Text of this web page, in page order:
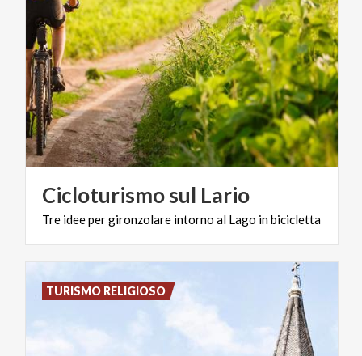
Cicloturismosul Lario
Tre ideepergironzolare intorno al Lago inbicicletta
TURISMO RELIGIOSO